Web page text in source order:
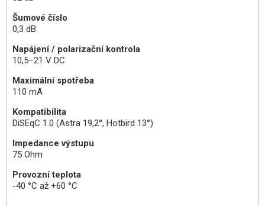
Šumové číslo
0,3 dB
Napájení / polarizační kontrola
10,5–21 V DC
Maximální spotřeba
110 mA
Kompatibilita
DiSEqC 1.0 (Astra 19,2°, Hotbird 13°)
Impedance výstupu
75 Ohm
Provozní teplota
-40 °C až +60 °C